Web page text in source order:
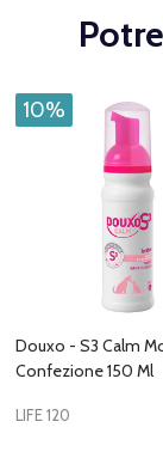
10%
Douxo - S3 Calm
Confezione 150 Ml
LIFE 120